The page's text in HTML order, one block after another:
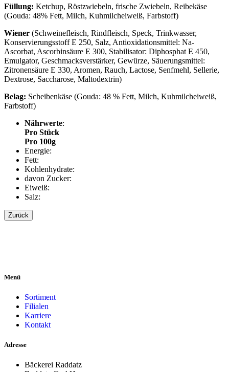
Füllung: Ketchup, Röstzwiebeln, frische Zwiebeln, Reibekäse
(Gouda: 48% Fett, Milch, Kuhmilcheiweiß, Farbstoff)
Wiener (Schweinefleisch, Rindfleisch, Speck, Trinkwasser,
Konservierungsstoff E 250, Salz, Antioxidationsmittel: Na-
Ascorbat, Ascorbinsäure E 300, Stabilisator: Diphosphat E 450,
Emulgator, Geschmacksverstärker, Gewürze, Säuerungsmittel:
Zitronensäure E 330, Aromen, Rauch, Lactose, Senfmehl, Sellerie,
Dextrose, Saccharose, Maltodextrin)
Belag: Scheibenkäse (Gouda: 48 % Fett, Milch, Kuhmilcheiweiß,
Farbstoff)
Nährwerte:
Pro Stück
Pro 100g
Energie:
Fett:
Kohlenhydrate:
davon Zucker:
Eiweiß:
Salz:
Zurück
Menü
Sortiment
Filialen
Karriere
Kontakt
Adresse
Bäckerei Raddatz